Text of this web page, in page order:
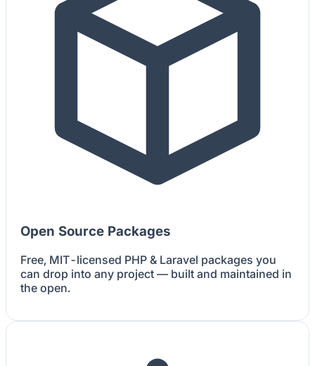
Open Source Packages
Free, MIT-licensed PHP & Laravel packages you
can drop into any project — built and maintained in
the open.